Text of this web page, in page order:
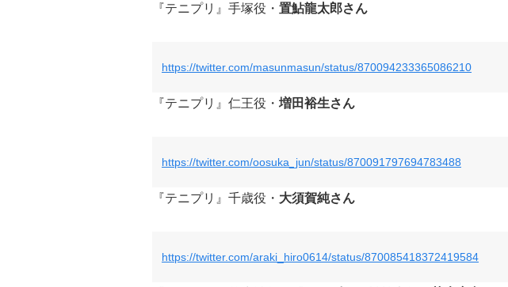
『テニプリ』手塚役・ 置鮎龍太郎さん
https://twitter.com/masunmasun/status/870094233365086210
『テニプリ』仁王役・ 増田裕生さん
https://twitter.com/oosuka_jun/status/870091797694783488
『テニプリ』千歳役・ 大須賀純さん
https://twitter.com/araki_hiro0614/status/870085418372419584